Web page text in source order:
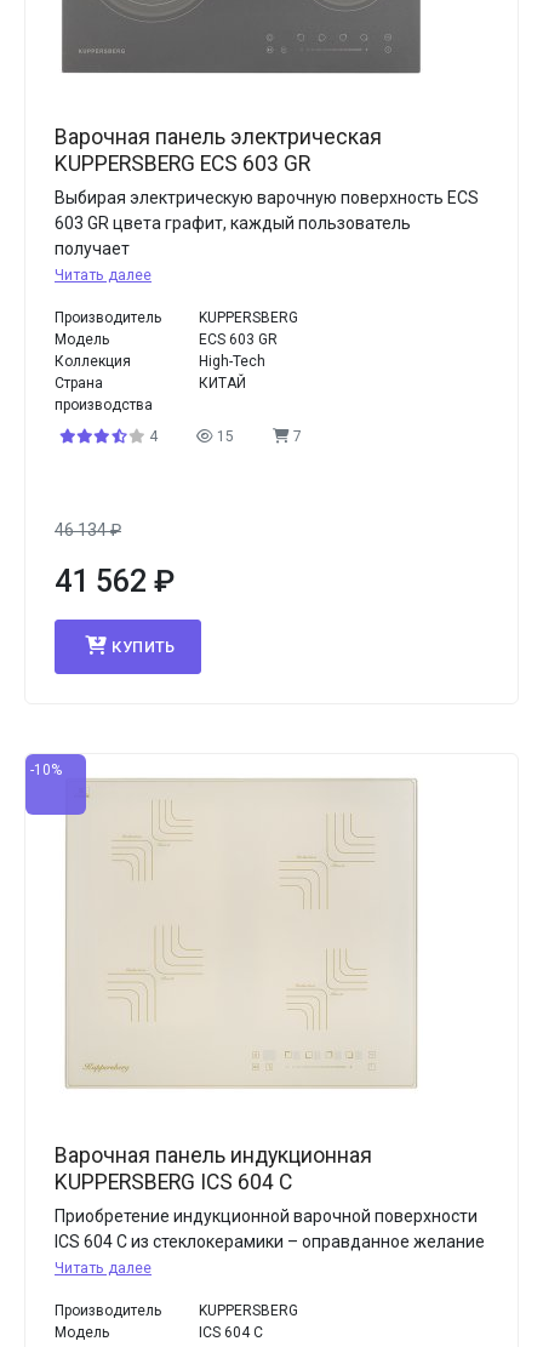
Варочная панель электрическая
KUPPERSBERG ECS 603 GR
Выбирая электрическую варочную поверхность ECS
603 GR цвета графит, каждый пользователь
получает
Читать далее
Производитель
KUPPERSBERG
Модель
ECS 603 GR
Коллекция
High-Tech
Страна
производства
КИТАЙ
4 15 7
46 134₽
41 562 ₽
КУПИТЬ
-10%
Варочная панель индукционная
KUPPERSBERG ICS 604 C
Приобретение индукционной варочной поверхности
ICS 604 С из стеклокерамики – оправданное желание
Читать далее
Производитель
KUPPERSBERG
Модель
ICS 604 C